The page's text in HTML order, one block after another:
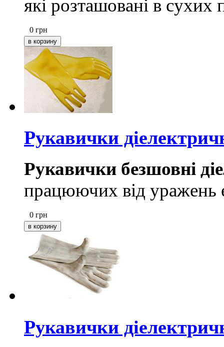
які розташовані в
0 грн
Рукавички
Рукавички безшовні
працюючих від уражень
0 грн
Рукавички